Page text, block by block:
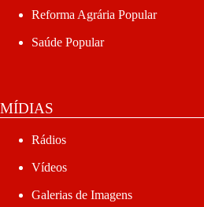
Reforma Agrária Popular
Saúde Popular
MÍDIAS
Rádios
Vídeos
Galerias de Imagens